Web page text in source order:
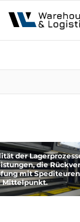
NL EN
der
die
mit
Mittelpunkt.